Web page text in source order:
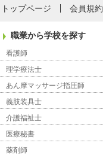
トップページ 会員規約
職業から学校を探す
看護師
理学療法士
あん摩マッサージ指圧師
義肢装具士
介護福祉士
医療秘書
薬剤師